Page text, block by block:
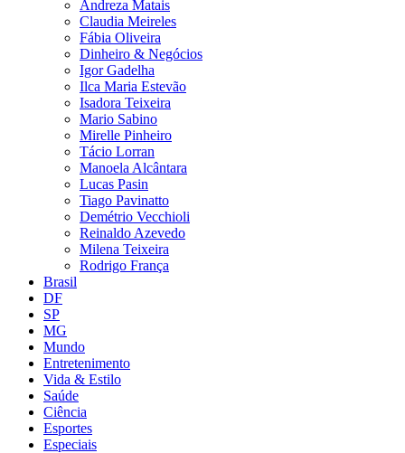
Andreza Matais
Claudia Meireles
Fábia Oliveira
Dinheiro & Negócios
Igor Gadelha
Ilca Maria Estevão
Isadora Teixeira
Mario Sabino
Mirelle Pinheiro
Tácio Lorran
Manoela Alcântara
Lucas Pasin
Tiago Pavinatto
Demétrio Vecchioli
Reinaldo Azevedo
Milena Teixeira
Rodrigo França
Brasil
DF
SP
MG
Mundo
Entretenimento
Vida & Estilo
Saúde
Ciência
Esportes
Especiais